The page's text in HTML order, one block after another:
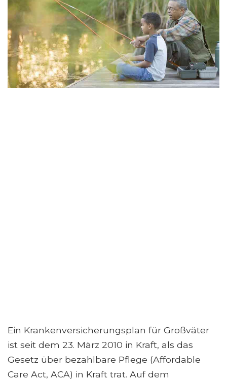
Ein Krankenversicherungsplan für Großväter
ist seit dem 23. März 2010 in Kraft, als das
Gesetz über bezahlbare Pflege (Affordable
Care Act, ACA) in Kraft trat. Auf dem